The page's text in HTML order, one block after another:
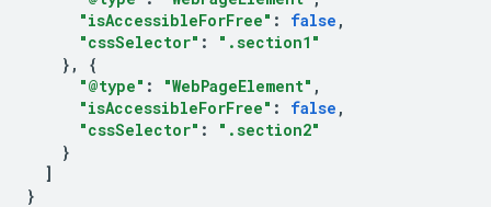
"isAccessibleForFree" : false ,
"cssSelector" :
".section1"
},
{
"@type" : "WebPageElement" ,
"isAccessibleForFree" : false ,
"cssSelector" :
".section2"
}
]
}